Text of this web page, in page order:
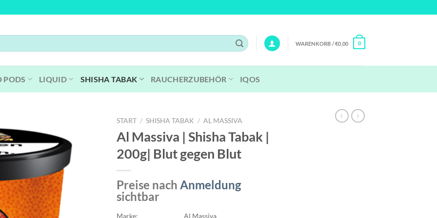
WARENKORB /€0,00 0
PODS LIQUID SHISHA TABAK RAUCHERZUBEHÖR IQOS
START / SHISHA TABAK / AL MASSIVA
Al Massiva | Shisha Tabak |
200g| Blut gegen Blut
Preise nach Anmeldung
sichtbar
Marke:
Al Massiva